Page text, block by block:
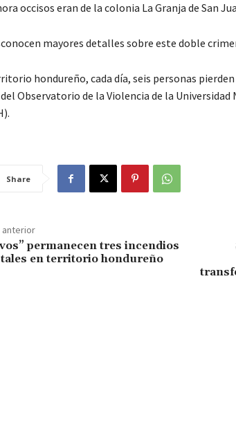
occisos eran de la colonia La Granja de San
mayores detalles sobre este doble
hondureño, cada día, seis personas
Observatorio de la Violencia de la
Share
anterior
permanecen tres incendios
en territorio hondureño